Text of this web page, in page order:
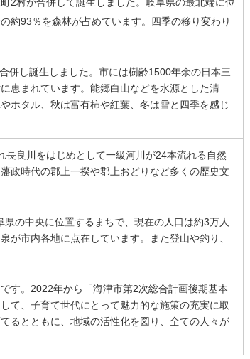
の約93％を森林が占めています。四季の移り変わり
併し誕生しました。市には樹齢1500年余の日本三
恵まれています。能郷白山などを水源とした清
ホタル、秋は富有柿や紅葉、冬は雪と四季を感じ
良川をはじめとして一級河川が24本流れる自然
政時代の郡上一揆や郡上おどりなど多くの歴史文
の中央に位置するまちで、現在の人口は約3万人
が市内各地に点在しています。また登山や釣り、
す。2022年から「海津市第2次総合計画後期基本
、子育て世代にとって魅力的な施策の充実に取
るとともに、地域の活性化を図り、全ての人々が